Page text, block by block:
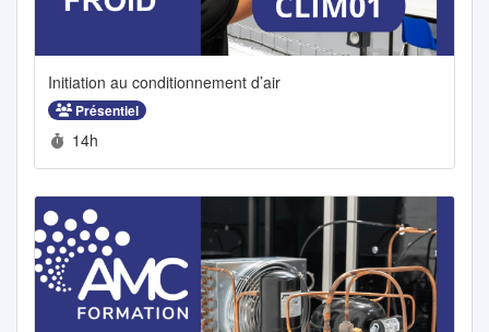
Initiation au conditionnement d’air
Présentiel
Durée :
14h